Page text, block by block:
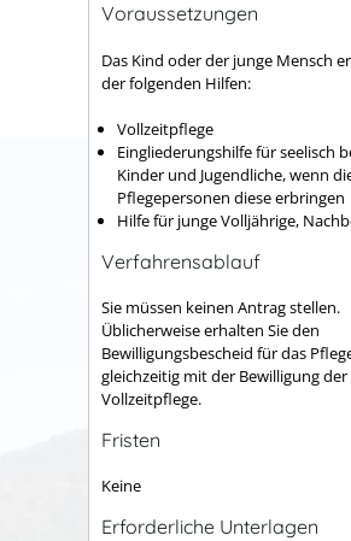
Voraussetzungen
Das Kind oder der junge Mensch
der folgenden Hilfen:
Vollzeitpflege
Eingliederungshilfe für seelisch
Kinder und Jugendliche, wenn
Pflegepersonen diese erbringen
Hilfe für junge Volljährige,
Verfahrensablauf
Sie müssen keinen Antrag stellen.
Üblicherweise erhalten Sie den
Bewilligungsbescheid für das
gleichzeitig mit der Bewilligung der
Vollzeitpflege.
Fristen
Keine
Erforderliche Unterlagen